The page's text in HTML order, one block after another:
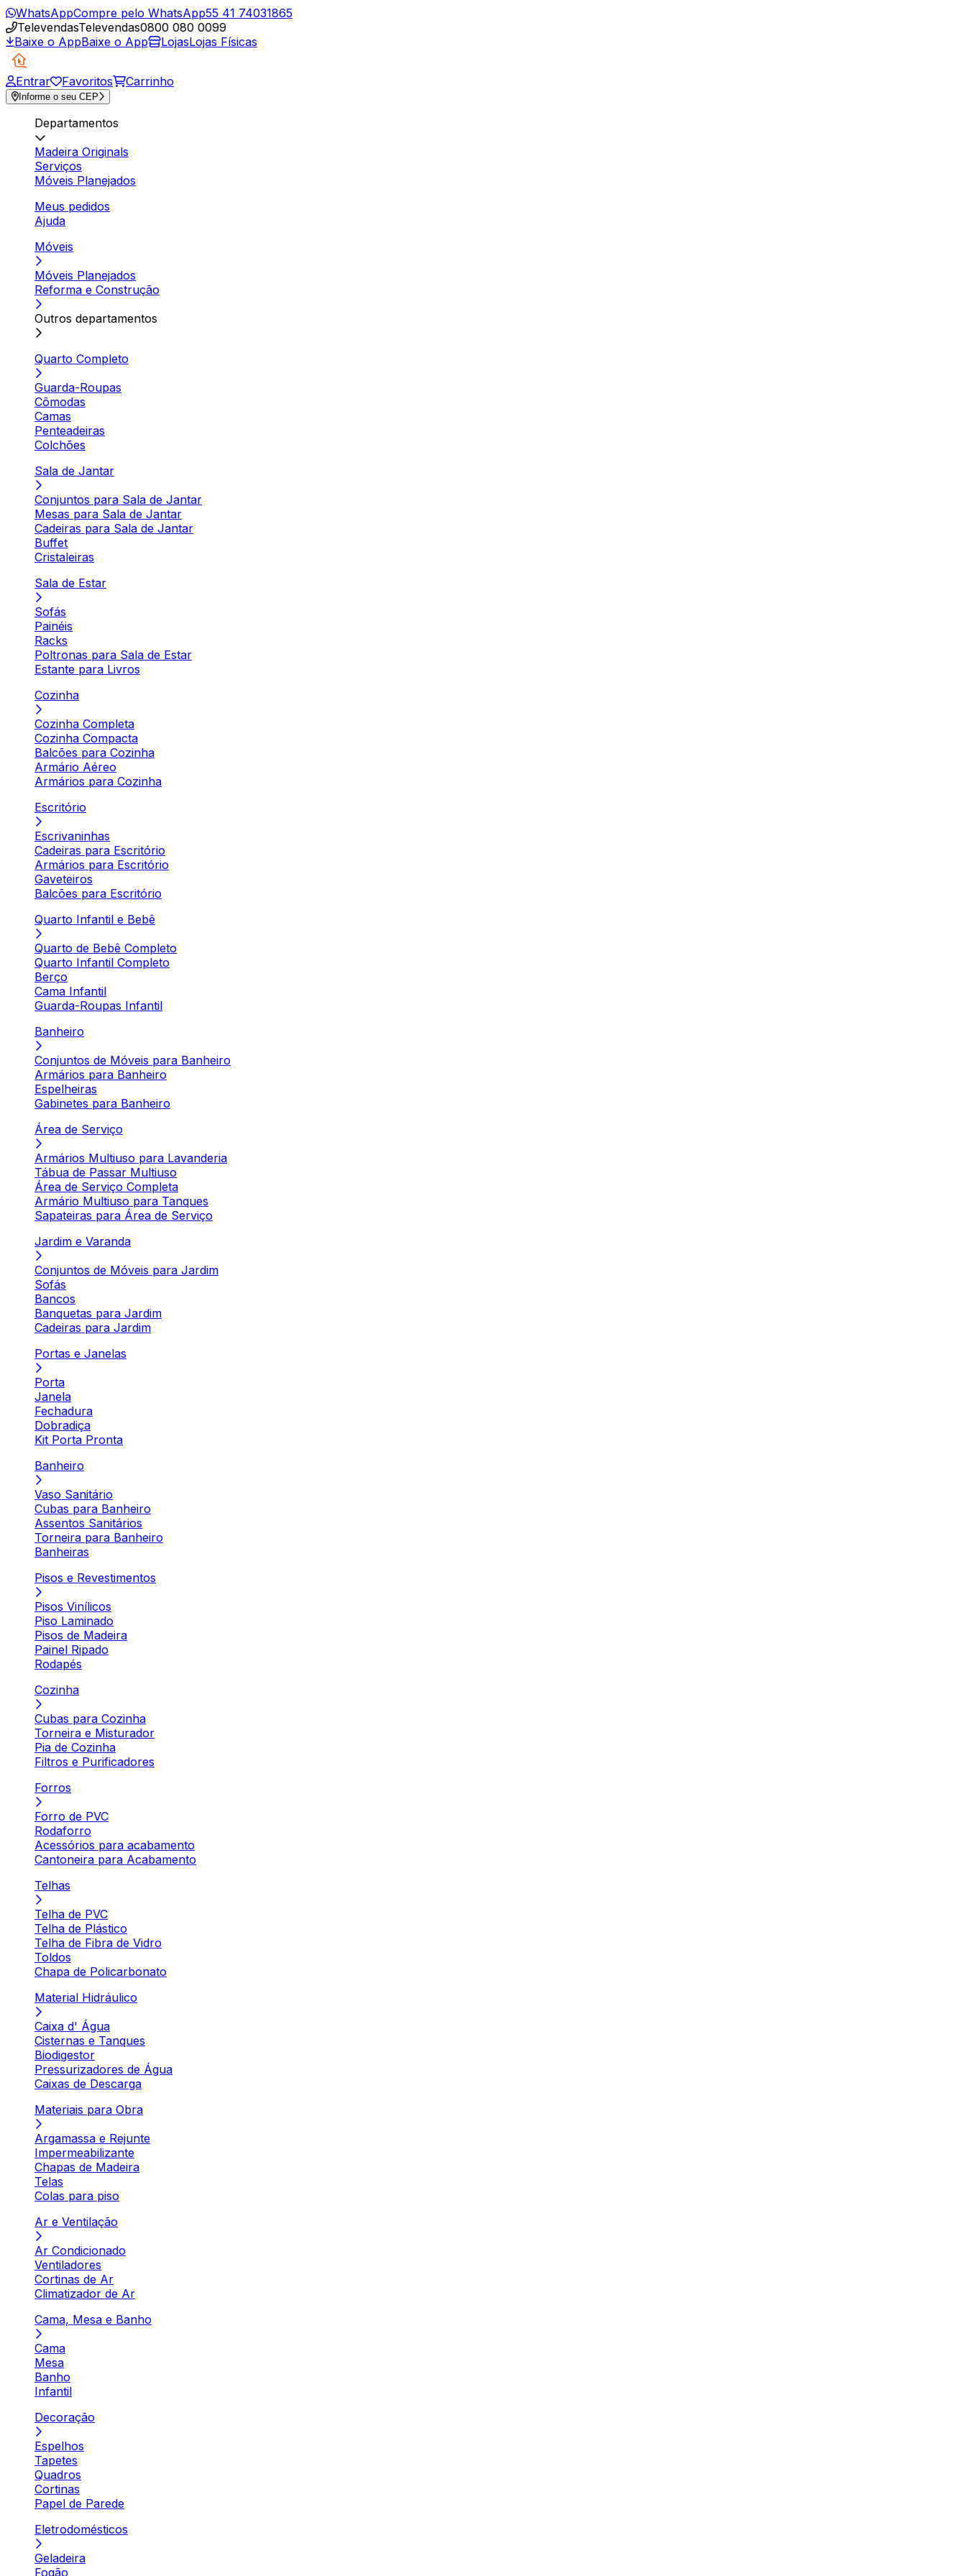
WhatsAppCompre pelo WhatsApp55 41 74031865
TelevendasTelevendas0800 080 0099
Baixe o AppBaixe o App LojasLojas Físicas
Entrar Favoritos Carrinho
Informe o seu CEP
Departamentos
Madeira Originals
Serviços
Móveis Planejados
Meus pedidos
Ajuda
Móveis
Móveis Planejados
Reforma e Construção
Outros departamentos
Quarto Completo
Guarda-Roupas
Cômodas
Camas
Penteadeiras
Colchões
Sala de Jantar
Conjuntos para Sala de Jantar
Mesas para Sala de Jantar
Cadeiras para Sala de Jantar
Buffet
Cristaleiras
Sala de Estar
Sofás
Painéis
Racks
Poltronas para Sala de Estar
Estante para Livros
Cozinha
Cozinha Completa
Cozinha Compacta
Balcões para Cozinha
Armário Aéreo
Armários para Cozinha
Escritório
Escrivaninhas
Cadeiras para Escritório
Armários para Escritório
Gaveteiros
Balcões para Escritório
Quarto Infantil e Bebê
Quarto de Bebê Completo
Quarto Infantil Completo
Berço
Cama Infantil
Guarda-Roupas Infantil
Banheiro
Conjuntos de Móveis para Banheiro
Armários para Banheiro
Espelheiras
Gabinetes para Banheiro
Área de Serviço
Armários Multiuso para Lavanderia
Tábua de Passar Multiuso
Área de Serviço Completa
Armário Multiuso para Tanques
Sapateiras para Área de Serviço
Jardim e Varanda
Conjuntos de Móveis para Jardim
Sofás
Bancos
Banquetas para Jardim
Cadeiras para Jardim
Portas e Janelas
Porta
Janela
Fechadura
Dobradiça
Kit Porta Pronta
Banheiro
Vaso Sanitário
Cubas para Banheiro
Assentos Sanitários
Torneira para Banheiro
Banheiras
Pisos e Revestimentos
Pisos Vinílicos
Piso Laminado
Pisos de Madeira
Painel Ripado
Rodapés
Cozinha
Cubas para Cozinha
Torneira e Misturador
Pia de Cozinha
Filtros e Purificadores
Forros
Forro de PVC
Rodaforro
Acessórios para acabamento
Cantoneira para Acabamento
Telhas
Telha de PVC
Telha de Plástico
Telha de Fibra de Vidro
Toldos
Chapa de Policarbonato
Material Hidráulico
Caixa d' Água
Cisternas e Tanques
Biodigestor
Pressurizadores de Água
Caixas de Descarga
Materiais para Obra
Argamassa e Rejunte
Impermeabilizante
Chapas de Madeira
Telas
Colas para piso
Ar e Ventilação
Ar Condicionado
Ventiladores
Cortinas de Ar
Climatizador de Ar
Cama, Mesa e Banho
Cama
Mesa
Banho
Infantil
Decoração
Espelhos
Tapetes
Quadros
Cortinas
Papel de Parede
Eletrodomésticos
Geladeira
Fogão